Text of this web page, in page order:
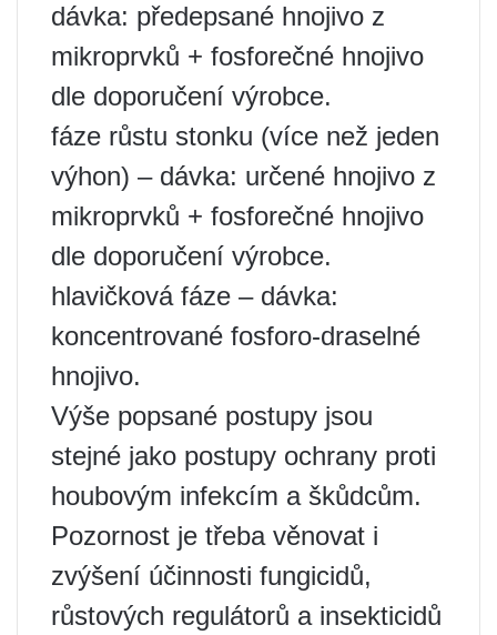
dávka: předepsané hnojivo z
mikroprvků + fosforečné hnojivo
dle doporučení výrobce.
fáze růstu stonku (více než jeden
výhon) – dávka: určené hnojivo z
mikroprvků + fosforečné hnojivo
dle doporučení výrobce.
hlavičková fáze – dávka:
koncentrované fosforo-draselné
hnojivo.
Výše popsané postupy jsou
stejné jako postupy ochrany proti
houbovým infekcím a škůdcům.
Pozornost je třeba věnovat i
zvýšení účinnosti fungicidů,
růstových regulátorů a insekticidů